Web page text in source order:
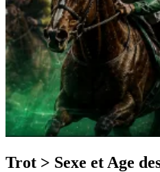
Trot > Sexe et Age